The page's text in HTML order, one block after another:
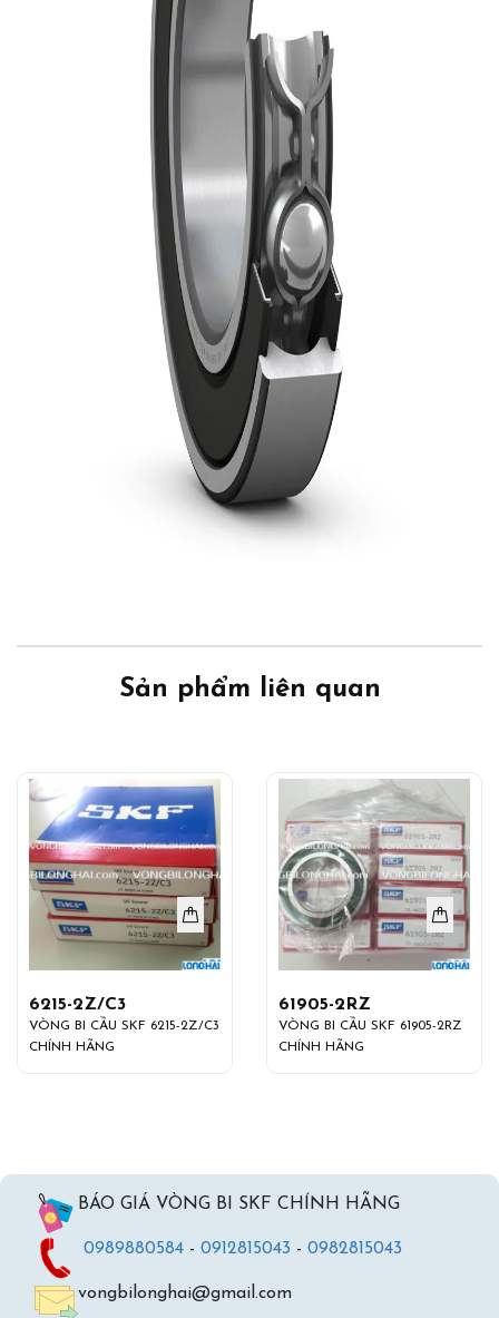
Sản phẩm liên quan
6215-2Z/C3
VÒNG BI CẦU SKF 6215-2Z/C3
CHÍNH HÃNG
61905-2RZ
VÒNG BI CẦU SKF 61905-2RZ
CHÍNH HÃNG
BÁO GIÁ VÒNG BI SKF CHÍNH HÃNG
0989880584 - 0912815043 - 0982815043
vongbilonghai@gmail.com